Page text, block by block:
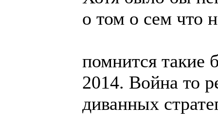
о том о сем что
помнится такие
2014. Война то
диванных